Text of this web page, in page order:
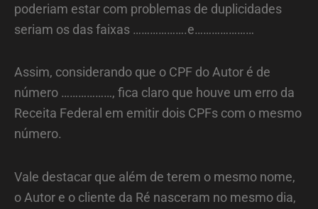
poderiam estar com problemas de duplicidades
seriam os das faixas ……………….e…………………
Assim, considerando que o CPF do Autor é de
número ………………, fica claro que houve um erro da
Receita Federal em emitir dois CPFs com o mesmo
número.
Vale destacar que além de terem o mesmo nome,
o Autor e o cliente da Ré nasceram no mesmo dia,